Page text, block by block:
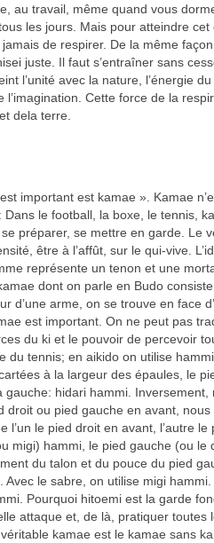
au travail, même quand vous
les jours. Mais pour atteindre cet
de respirer. De la même
juste. Il faut s’entraîner sans
l’unité avec la nature, l’énergie
Cette force de la
dela terre.
important est kamae ». Kamae
Dans le football, la boxe, le tennis,
préparer, se mettre en garde. Le
être à l’affût, sur le qui-vive.
représente un tenon et une
dont on parle en Budo
d’une arme, on se trouve en face
est important. On ne peut pas
du ki et le pouvoir de percevoir
tennis; en aikido on utilise
à la largeur des épaules, le
hidari hammi.
ou pied gauche en avant,
le pied droit en avant, l’autre
migi) hammi, le pied gauche (ou le
du talon et du pouce du pied
le sabre, on utilise migi
Pourquoi hitoemi est la garde
attaque et, de là, pratiquer toutes
kamae est le kamae sans